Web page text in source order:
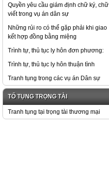
Quyền yêu cầu giám định chữ ký, chữ
viết trong vụ án dân sự
Những rủi ro có thể gặp phải khi giao
kết hợp đồng bằng miệng
Trình tự, thủ tục ly hôn đơn phương:
Trình tự, thủ tục ly hôn thuận tình
Tranh tụng trong các vụ án Dân sự
TỐ TỤNG TRỌNG TÀI
Tranh tụng tại trọng tài thương mại